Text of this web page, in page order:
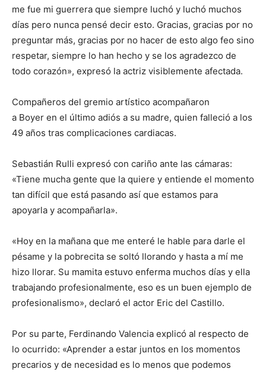
me fue mi guerrera que siempre luchó y luchó muchos
días pero nunca pensé decir esto. Gracias, gracias por no
preguntar más, gracias por no hacer de esto algo feo sino
respetar, siempre lo han hecho y se los agradezco de
todo corazón», expresó la actriz visiblemente afectada.
Compañeros del gremio artístico acompañaron
a Boyer en el último adiós a su madre, quien falleció a los
49 años tras complicaciones cardiacas.
Sebastián Rulli expresó con cariño ante las cámaras:
«Tiene mucha gente que la quiere y entiende el momento
tan difícil que está pasando así que estamos para
apoyarla y acompañarla».
«Hoy en la mañana que me enteré le hable para darle el
pésame y la pobrecita se soltó llorando y hasta a mí me
hizo llorar. Su mamita estuvo enferma muchos días y ella
trabajando profesionalmente, eso es un buen ejemplo de
profesionalismo», declaró el actor Eric del Castillo.
Por su parte, Ferdinando Valencia explicó al respecto de
lo ocurrido: «Aprender a estar juntos en los momentos
precarios y de necesidad es lo menos que podemos